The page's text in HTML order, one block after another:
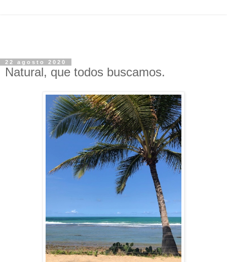
22 agosto 2020
Natural, que todos buscamos.